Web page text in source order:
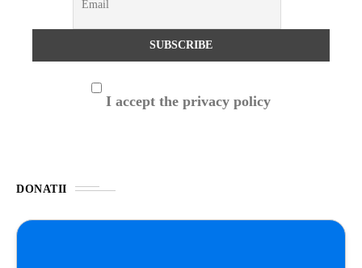
I accept the privacy policy
DONATII